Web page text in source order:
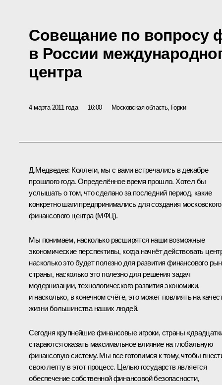
Совещание по вопросу
в России
центра
4 марта 2011 года 16:00 Московская область, Горки
Д.Медведев: Коллеги, мы с вами встречались в декабре
прошлого года. Определённое время прошло. Хотел бы
услышать о том, что сделано за последний период, какие
конкретно шаги предпринимались для создания московского
финансового центра (МФЦ).
Мы понимаем, насколько расширятся наши возможные
экономические перспективы, когда начнёт действовать
насколько это будет полезно для развития финансового
страны, насколько это полезно для решения задач
модернизации, технологического развития экономики,
и насколько, в конечном счёте, это может повлиять на
жизни большинства наших людей.
Сегодня крупнейшие финансовые игроки, страны
стараются оказать максимальное влияние на глобальную
финансовую систему. Мы все готовимся к тому, чтобы
свою лепту в этот процесс. Целью государств является
обеспечение собственной финансовой безопасности,